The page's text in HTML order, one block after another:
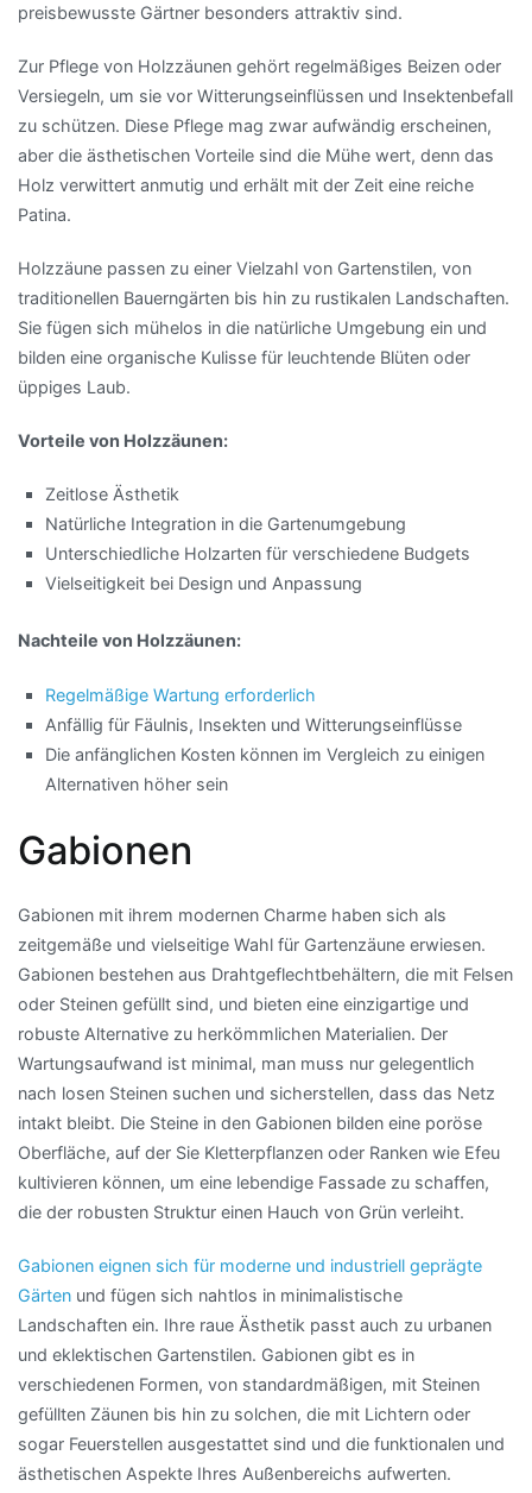
preisbewusste Gärtner besonders attraktiv sind.
Zur Pflege von Holzzäunen gehört regelmäßiges Beizen oder
Versiegeln, um sie vor Witterungseinflüssen und Insektenbefall
zu schützen. Diese Pflege mag zwar aufwändig erscheinen,
aber die ästhetischen Vorteile sind die Mühe wert, denn das
Holz verwittert anmutig und erhält mit der Zeit eine reiche
Patina.
Holzzäune passen zu einer Vielzahl von Gartenstilen, von
traditionellen Bauerngärten bis hin zu rustikalen Landschaften.
Sie fügen sich mühelos in die natürliche Umgebung ein und
bilden eine organische Kulisse für leuchtende Blüten oder
üppiges Laub.
Vorteile von Holzzäunen:
Zeitlose Ästhetik
Natürliche Integration in die Gartenumgebung
Unterschiedliche Holzarten für verschiedene Budgets
Vielseitigkeit bei Design und Anpassung
Nachteile von Holzzäunen:
Regelmäßige Wartung erforderlich
Anfällig für Fäulnis, Insekten und Witterungseinflüsse
Die anfänglichen Kosten können im Vergleich zu einigen
Alternativen höher sein
Gabionen
Gabionen mit ihrem modernen Charme haben sich als
zeitgemäße und vielseitige Wahl für Gartenzäune erwiesen.
Gabionen bestehen aus Drahtgeflechtbehältern, die mit Felsen
oder Steinen gefüllt sind, und bieten eine einzigartige und
robuste Alternative zu herkömmlichen Materialien. Der
Wartungsaufwand ist minimal, man muss nur gelegentlich
nach losen Steinen suchen und sicherstellen, dass das Netz
intakt bleibt. Die Steine in den Gabionen bilden eine poröse
Oberfläche, auf der Sie Kletterpflanzen oder Ranken wie Efeu
kultivieren können, um eine lebendige Fassade zu schaffen,
die der robusten Struktur einen Hauch von Grün verleiht.
Gabionen eignen sich für moderne und industriell geprägte
Gärten und fügen sich nahtlos in minimalistische
Landschaften ein. Ihre raue Ästhetik passt auch zu urbanen
und eklektischen Gartenstilen. Gabionen gibt es in
verschiedenen Formen, von standardmäßigen, mit Steinen
gefüllten Zäunen bis hin zu solchen, die mit Lichtern oder
sogar Feuerstellen ausgestattet sind und die funktionalen und
ästhetischen Aspekte Ihres Außenbereichs aufwerten.